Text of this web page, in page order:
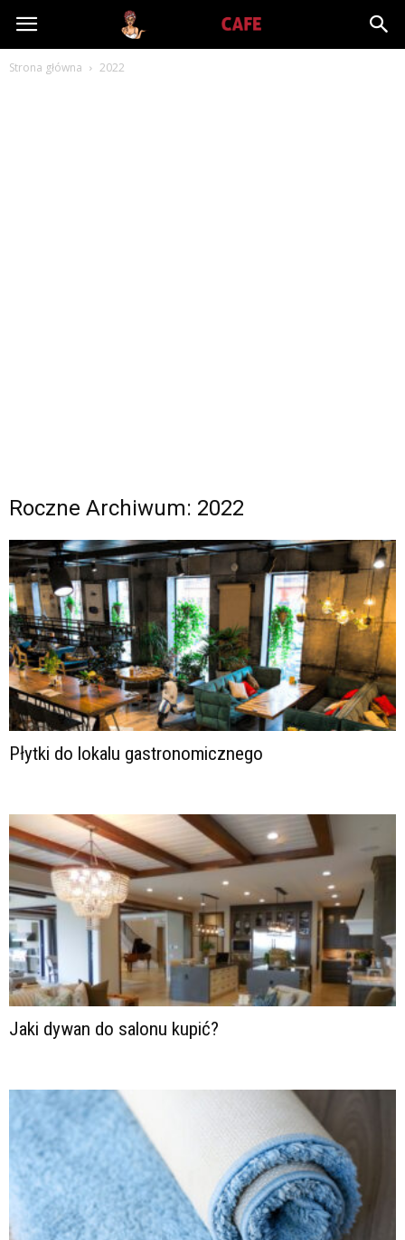
Babiniec-
Strona główna 2022
Roczne Archiwum: 2022
Płytki do lokalu gastronomicznego
Jaki dywan do salonu kupić?